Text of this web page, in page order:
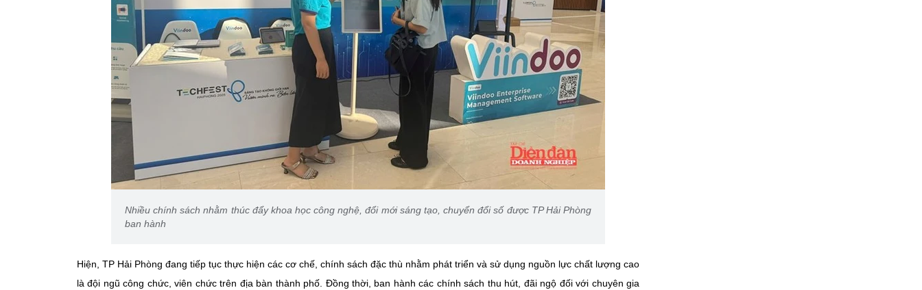
Nhiều chính sách nhằm thúc đẩy khoa học công nghệ, đổi mới sáng tạo, chuyển đổi số được TP Hải Phòng
ban hành
Hiện, TP Hải Phòng đang tiếp tục thực hiện các cơ chế, chính sách đặc thù nhằm phát triển và sử dụng nguồn lực chất lượng cao
là đội ngũ công chức, viên chức trên địa bàn thành phố. Đồng thời, ban hành các chính sách thu hút, đãi ngộ đối với chuyên gia